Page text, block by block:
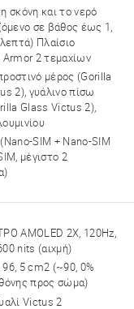
σκόνη και το νερό
σε βάθος έως 1,
Πλαίσιο
Armor 2 τεμαχίων
μέρος (Gorilla
2), γυάλινο πίσω
Glass Victus 2),
SIM + Nano-SIM
μέγιστο 2
AMOLED 2X, 120Hz,
nits (αιχμή)
96, 5 cm2 (~90, 0%
προς σώμα)
Victus 2